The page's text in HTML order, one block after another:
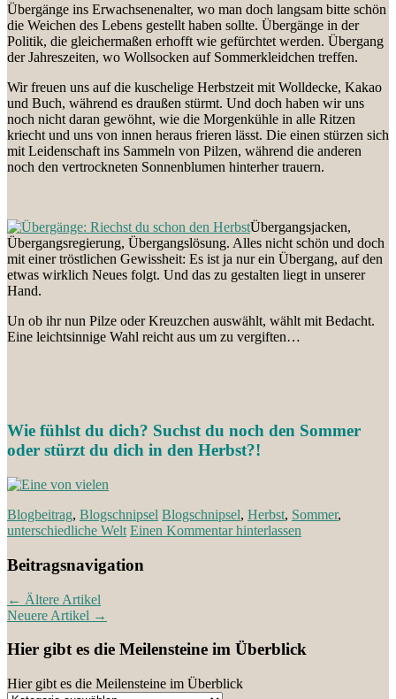
Übergänge ins Erwachsenenalter, wo man doch langsam bitte schön
die Weichen des Lebens gestellt haben sollte. Übergänge in der
Politik, die gleichermaßen erhofft wie gefürchtet werden. Übergang
der Jahreszeiten, wo Wollsocken auf Sommerkleidchen treffen.
Wir freuen uns auf die kuschelige Herbstzeit mit Wolldecke, Kakao
und Buch, während es draußen stürmt. Und doch haben wir uns
noch nicht daran gewöhnt, wie die Morgenkühle in alle Ritzen
kriecht und uns von innen heraus frieren lässt. Die einen stürzen sich
mit Leidenschaft ins Sammeln von Pilzen, während die anderen
noch den vertrockneten Sonnenblumen hinterher trauern.
Übergangsjacken,
Übergangsregierung, Übergangslösung. Alles nicht schön und doch
mit einer tröstlichen Gewissheit: Es ist ja nur ein Übergang, auf den
etwas wirklich Neues folgt. Und das zu gestalten liegt in unserer
Hand.
Un ob ihr nun Pilze oder Kreuzchen auswählt, wählt mit Bedacht.
Eine leichtsinnige Wahl reicht aus um zu vergiften…
Wie fühlst du dich? Suchst du noch den Sommer
oder stürzt du dich in den Herbst?!
Blogbeitrag, Blogschnipsel Blogschnipsel, Herbst, Sommer,
unterschiedliche Welt Einen Kommentar hinterlassen
Beitragsnavigation
← Ältere Artikel
Neuere Artikel →
Hier gibt es die Meilensteine im Überblick
Hier gibt es die Meilensteine im Überblick